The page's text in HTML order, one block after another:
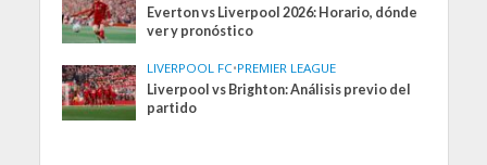
Everton vs Liverpool 2026: Horario, dónde
ver y pronóstico
LIVERPOOL FC•PREMIER LEAGUE
Liverpool vs Brighton: Análisis previo del
partido